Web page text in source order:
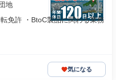
地
免許 ・BtoC製品に関わる業務
気になる